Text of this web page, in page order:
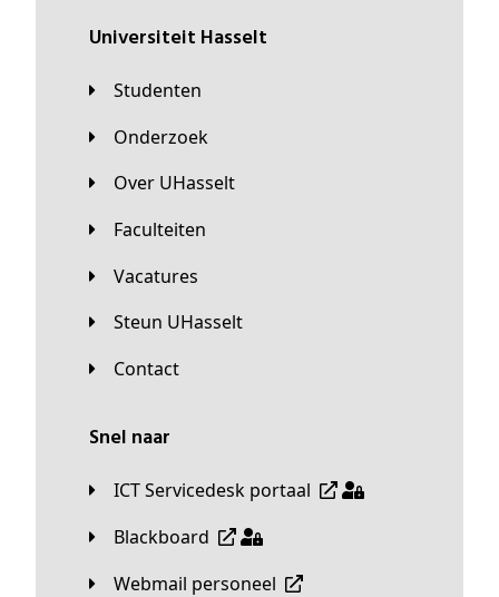
universiteit Hasselt
Studenten
Onderzoek
Over UHasselt
Faculteiten
Vacatures
Steun UHasselt
Contact
Snel naar
ICT Servicedesk portaal
Blackboard
Webmail personeel